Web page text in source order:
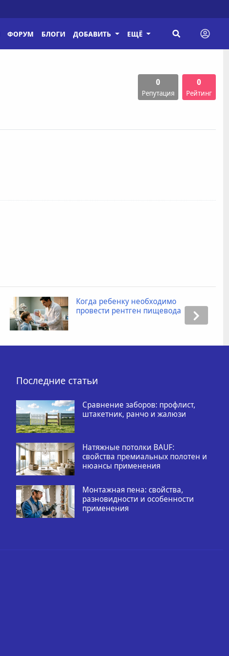
ФОРУМ БЛОГИ ДОБАВИТЬ ЕЩЁ
0
Репутация
0
Рейтинг
Когда ребенку необходимо
провести рентген пищевода
Последние статьи
Сравнение заборов: профлист,
штакетник, ранчо и жалюзи
Натяжные потолки BAUF:
свойства премиальных полотен и
нюансы применения
Монтажная пена: свойства,
разновидности и особенности
применения